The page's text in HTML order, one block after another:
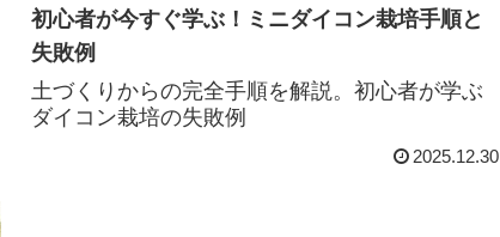
初心者が今すぐ学ぶ！ミニダイコン栽培手順と
失敗例
土づくりからの完全手順を解説。初心者が学ぶ
ダイコン栽培の失敗例
2025.12.30